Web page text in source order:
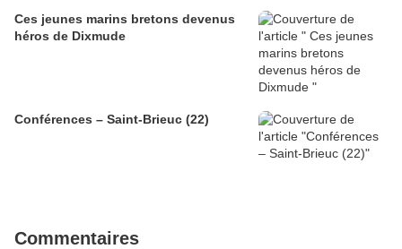
Ces jeunes marins bretons devenus
héros de Dixmude
Conférences – Saint-Brieuc (22)
Commentaires